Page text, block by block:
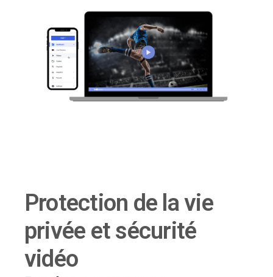
Protection de la vie
privée et sécurité
vidéo